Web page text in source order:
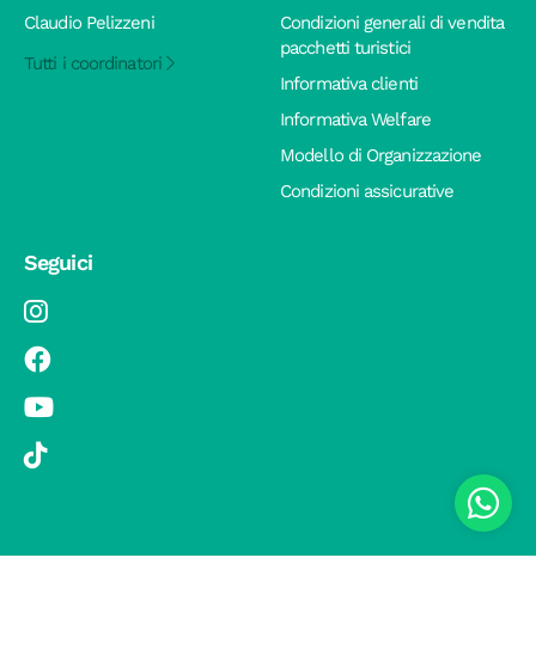
Claudio Pelizzeni
Tutti i coordinatori
Condizioni generali di vendita
pacchetti turistici
Informativa clienti
Informativa Welfare
Modello di Organizzazione
Condizioni assicurative
Seguici